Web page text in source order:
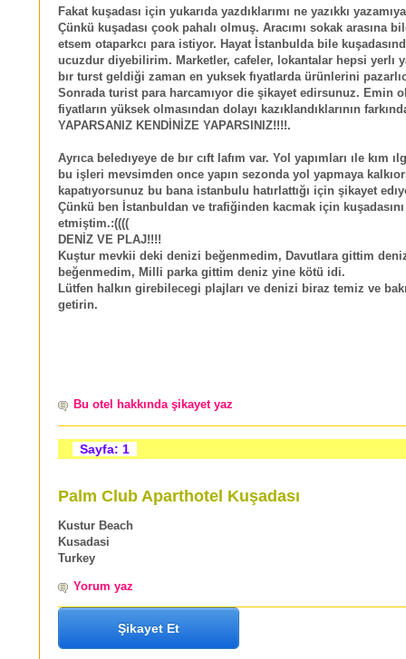
Fakat kuşadası için yukarıda yazdıklarımı ne yazıkkı
Çünkü kuşadası çook pahalı olmuş. Aracımı sokak arasına
etsem otaparkcı para istiyor. Hayat İstanbulda bile
ucuzdur diyebilirim. Marketler, cafeler, lokantalar hepsi yerlı
bır turst geldiği zaman en yuksek fıyatlarda ürünlerini
Sonrada turist para harcamıyor die şikayet edirsunuz. Emin
fiyatların yüksek olmasından dolayı kazıklandıklarının
YAPARSANIZ KENDİNİZE YAPARSINIZ!!!!.
Ayrıca beledıyeye de bır cıft lafım var. Yol yapımları ıle kım
bu işleri mevsimden once yapın sezonda yol yapmaya
kapatıyorsunuz bu bana istanbulu hatırlattığı için şikayet
Çünkü ben İstanbuldan ve trafiğinden kacmak için kuşadasını
etmiştim.:((((
DENİZ VE PLAJ!!!!
Kuştur mevkii deki denizi beğenmedim, Davutlara gittim
beğenmedim, Milli parka gittim deniz yine kötü idi.
Lütfen halkın girebilecegi plajları ve denizi biraz temiz ve
getirin.
Bu otel hakkında şikayet yaz
Sayfa: 1
Palm Club Aparthotel Kuşadası
Kustur Beach
Kusadasi
Turkey
Yorum yaz
Şikayet Et